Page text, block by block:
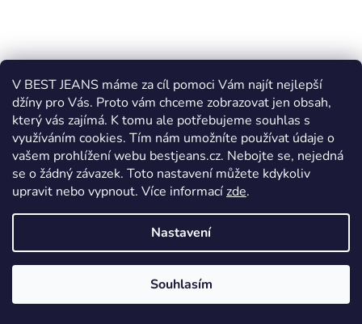
V BEST JEANS máme za cíl pomoci Vám najít nejlepší
džíny pro Vás. Proto vám chceme zobrazovat jen obsah,
který vás zajímá. K tomu ale potřebujeme souhlas s
využíváním cookies. Tím nám umožníte používat údaje o
vašem prohlížení webu bestjeans.cz. Nebojte se, nejedná
se o žádný závazek. Toto nastavení můžete kdykoliv
upravit nebo vypnout. Více informacízde.
Nastavení
Souhlasím
Pánské rifle Vigoss Jeans 728 2079 543
1 590 Kč
DETAIL